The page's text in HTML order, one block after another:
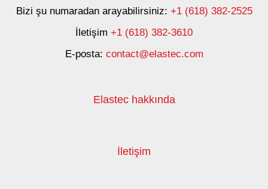
Bizi şu numaradan arayabilirsiniz: +1 (618) 382-2525
İletişim +1 (618) 382-3610
E-posta: contact@elastec.com
Elastec hakkında
İletişim